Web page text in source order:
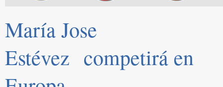
María Jose
Estévez competirá en